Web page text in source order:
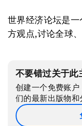
世界经济论坛是
方观点,讨论全球
不要错过关于此
创建一个免费账
们的最新出版物和